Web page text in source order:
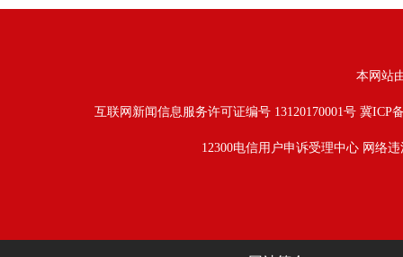
本网站
互联网新闻信息服务许可证编号 13120170001号 冀ICP
12300电信用户申诉受理中心 网络